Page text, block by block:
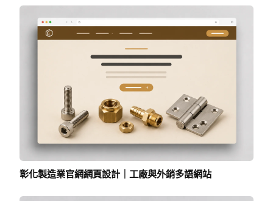
彰化製造業官網網頁設計｜工廠與外銷多語網站